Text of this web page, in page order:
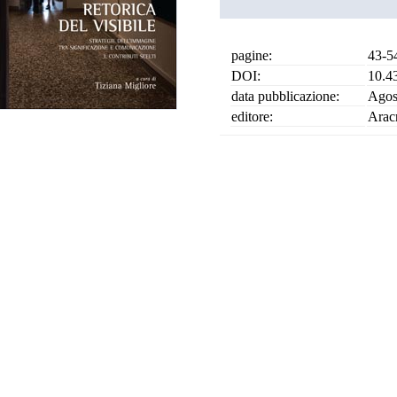
pagine:
43-
DOI:
data pubblicazione:
editore: